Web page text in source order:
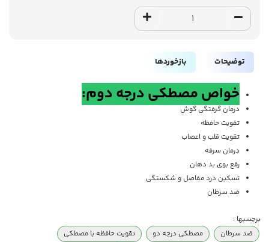
توضیحات بازخوردها
خواص مصطکی درجه دوم:
درمان گرفتگی گوش
تقویت حافظه
تقویت قلب و اعصاب
درمان سرفه
رفع بوی بد دهان
تسکین درد مفاصل و شکستگی
ضد سرطان
برچسبها :
ضد سرطان
مصطکی درجه دو
تقویت حافظه با مصطکی